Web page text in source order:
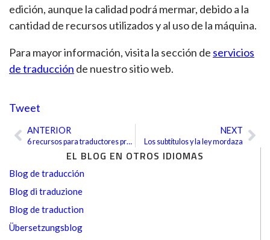
EL BLOG EN OTROS IDIOMAS
Blog de traducción
Blog di traduzione
Blog de traduction
Übersetzungsblog
edición, aunque la calidad podrá mermar, debido a la
cantidad de recursos utilizados y al uso de la máquina.
Para mayor información, visita la sección de servicios
de traducción de nuestro sitio web.
Tweet
AntANTERIOR
6 recursos para traductores provistos por periódicos
NEXT
Los subtítulos y la ley mordaza